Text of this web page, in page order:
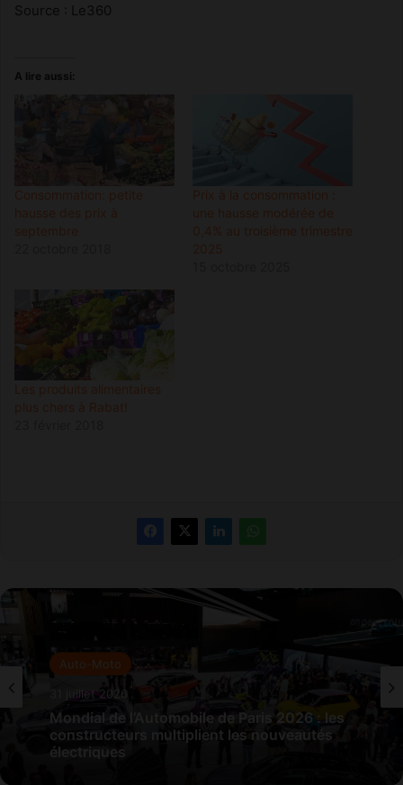
Source : Le360
A lire aussi:
Consommation: petite
hausse des prix à
septembre
Prix à la consommation :
une hausse modérée de
0,4% au troisième trimestre
2025
Les produits alimentaires
plus chers à Rabat!
Auto-Moto
31 juillet 2026
Mondial de l’Automobile de Paris 2026 : les
constructeurs multiplient les nouveautés
électriques